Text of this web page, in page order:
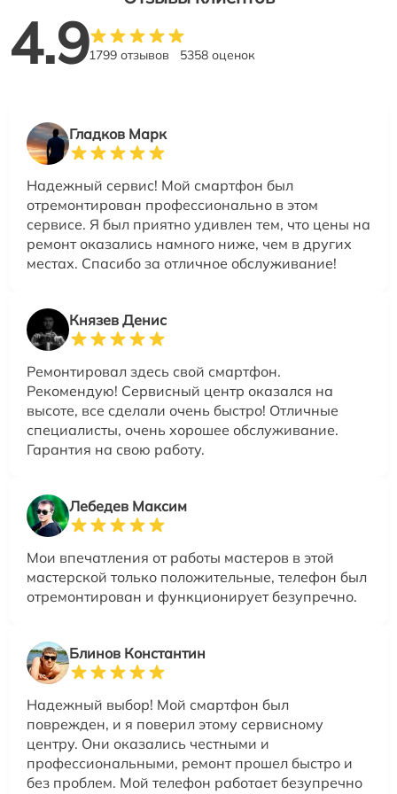
4.91799 отзывов 5358 оценок
Гладков Марк
Надежный сервис! Мой смартфон был
отремонтирован профессионально в этом
сервисе. Я был приятно удивлен тем, что цены на
ремонт оказались намного ниже, чем в других
местах. Спасибо за отличное обслуживание!
Князев Денис
Ремонтировал здесь свой смартфон.
Рекомендую! Сервисный центр оказался на
высоте, все сделали очень быстро! Отличные
специалисты, очень хорошее обслуживание.
Гарантия на свою работу.
Лебедев Максим
Мои впечатления от работы мастеров в этой
мастерской только положительные, телефон был
отремонтирован и функционирует безупречно.
Блинов Константин
Надежный выбор! Мой смартфон был
поврежден, и я поверил этому сервисному
центру. Они оказались честными и
профессиональными, ремонт прошел быстро и
без проблем. Мой телефон работает безупречно